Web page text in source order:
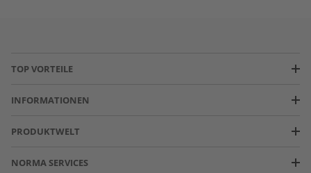
TOP VORTEILE
INFORMATIONEN
PRODUKTWELT
NORMA SERVICES